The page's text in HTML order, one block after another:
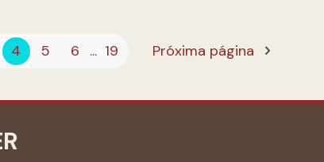
4 5 6 ... 19 Próxima página